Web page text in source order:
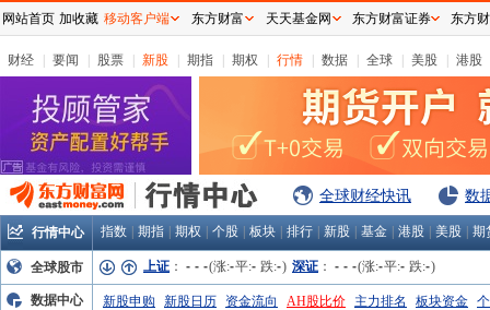
财经 要闻 股票 新股 期指 期权 行情 数据 全球 美股 港股
全球财经快讯 数
行情中心 指数 期指 期权 个股 板块 排行 新股 基金 港股 美股 期
全球股市 上证 ： - - -(涨:-平:- 跌:-) 深证 ： - - -(涨:-平:- 跌:-)
数据中心 新股申购 新股日历 资金流向 AH股比价 主力排名 板块资金
网站首页 加收藏 移动客户端 东方财富 天天基金网 东方财富证券 东方